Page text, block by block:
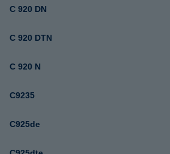
C 920 DN
C 920 DTN
C 920 N
C9235
C925de